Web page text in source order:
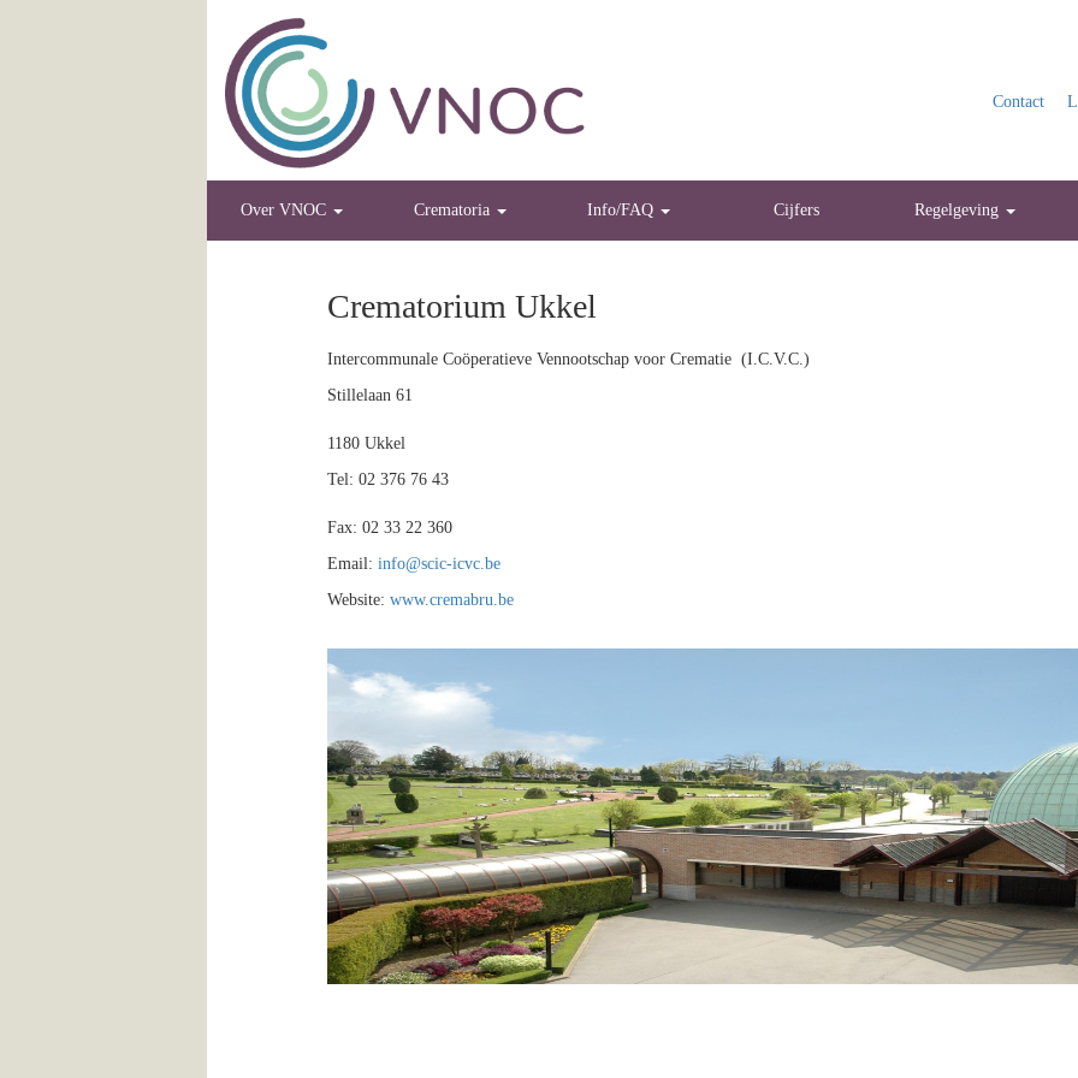
Contact
Over VNOC Crematoria Info/FAQ Cijfers Regelgeving
Crematorium Ukkel
Intercommunale Coöperatieve Vennootschap voor Crematie (I.C.V.C.)
Stillelaan 61
1180 Ukkel
Tel: 02 376 76 43
Fax: 02 33 22 360
Email: info@scic-icvc.be
Website: www.cremabru.be